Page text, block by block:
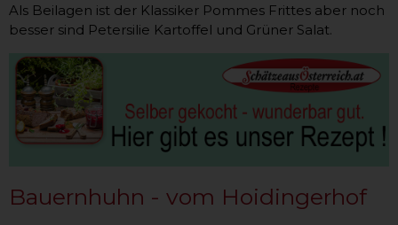
Als Beilagen ist der Klassiker Pommes Frittes aber noch
besser sind Petersilie Kartoffel und Grüner Salat.
Bauernhuhn - vom Hoidingerhof